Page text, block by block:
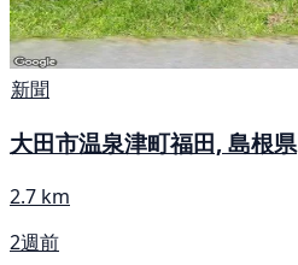
新聞
大田市温泉津町福田, 島根県
2.7 km
2週前